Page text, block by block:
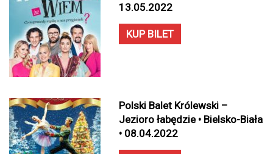
13.05.2022
KUP BILET
Polski Balet Królewski –
Jezioro łabędzie • Bielsko-Biała
• 08.04.2022